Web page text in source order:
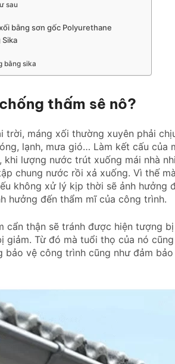
sau
bằng sơn gốc Polyurethane
bằng sika
thấm sê nô?
trời, máng xối thường xuyên phải
lạnh, mưa gió… Làm kết cấu của
khi lượng nước trút xuống mái nhà
chung nước rồi xả xuống. Vì thế
không xử lý kịp thời sẽ ảnh hưởng
hưởng đến thẩm mĩ của công trình.
cẩn thận sẽ tránh được hiện tượng
giảm. Từ đó mà tuổi thọ của nó
bảo vệ công trình cũng như đảm